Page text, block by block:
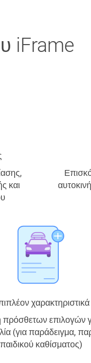
iFrame
και
χαρακτηριστικά
πρόσθετων επιλογών
(για παράδειγμα,
παιδικού καθίσματος)